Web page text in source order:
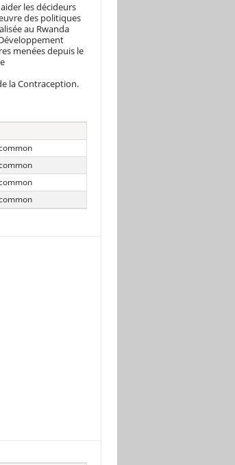
les décideurs
des politiques
au Rwanda
menées depuis le
la Contraception.